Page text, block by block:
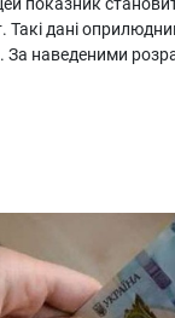
показник
Такі дані
За наведеними